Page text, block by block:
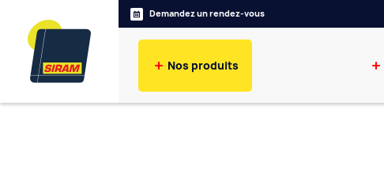
Demandez un rendez-vous
Nos produits